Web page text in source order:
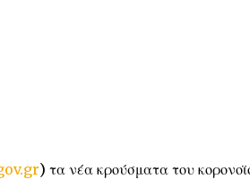
) τα νέα κρούσματα του